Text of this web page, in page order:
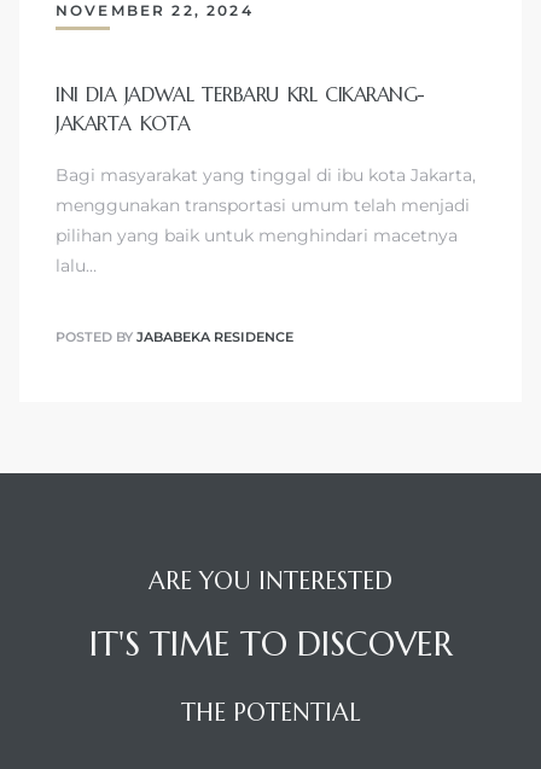
NOVEMBER 22, 2024
INI DIA JADWAL TERBARU KRL CIKARANG-
JAKARTA KOTA
Bagi masyarakat yang tinggal di ibu kota Jakarta,
menggunakan transportasi umum telah menjadi
pilihan yang baik untuk menghindari macetnya
lalu…
POSTED BY JABABEKA RESIDENCE
ARE YOU INTERESTED
IT'S TIME TO DISCOVER
THE POTENTIAL